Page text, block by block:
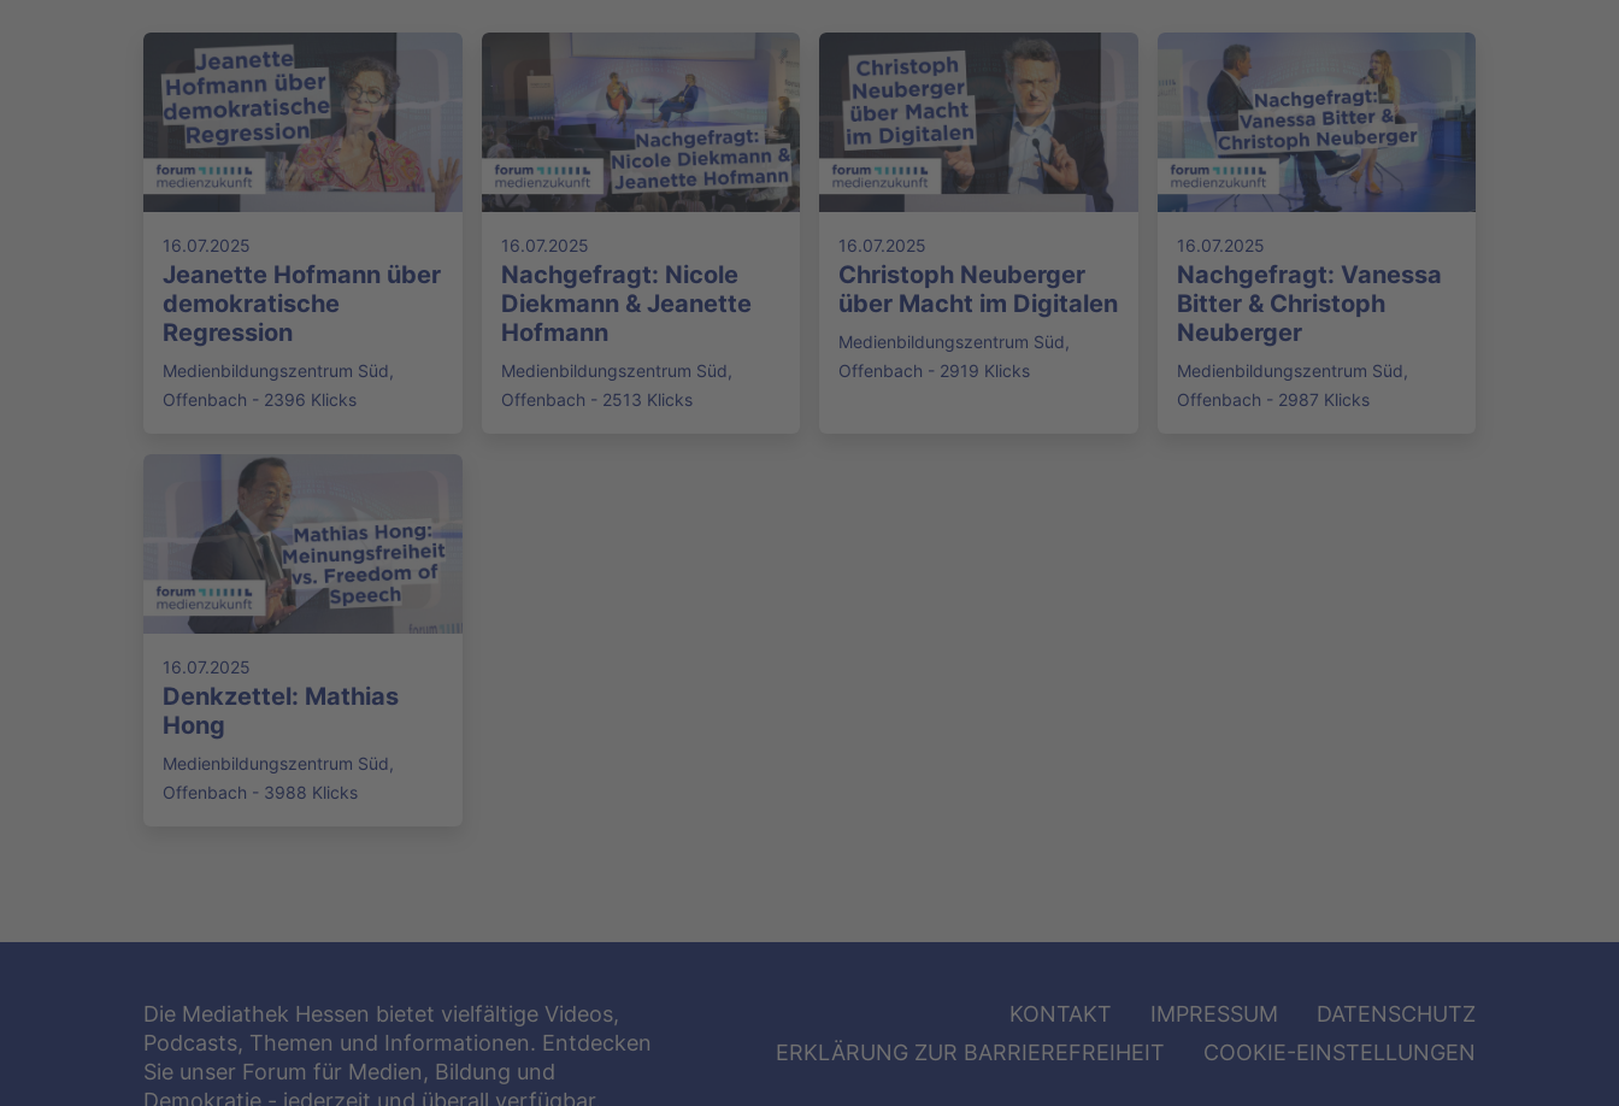
16.07.2025
Jeanette Hofmann über
demokratische
Regression
Medienbildungszentrum Süd,
Offenbach - 2396 Klicks
16.07.2025
Nachgefragt: Nicole
Diekmann & Jeanette
Hofmann
Medienbildungszentrum Süd,
Offenbach - 2513 Klicks
16.07.2025
Christoph Neuberger
über Macht im Digitalen
Medienbildungszentrum Süd,
Offenbach - 2919 Klicks
16.07.2025
Nachgefragt: Vanessa
Bitter & Christoph
Neuberger
Medienbildungszentrum Süd,
Offenbach - 2987 Klicks
16.07.2025
Denkzettel: Mathias
Hong
Medienbildungszentrum Süd,
Offenbach - 3988 Klicks
Die Mediathek Hessen bietet vielfältige Videos,
Podcasts, Themen und Informationen. Entdecken
Sie unser Forum für Medien, Bildung und
Demokratie - jederzeit und überall verfügbar.
KONTAKT IMPRESSUM
DATENSCHUTZ
ERKLÄRUNG ZUR BARRIEREFREIHEIT
COOKIE-EINSTELLUNGEN